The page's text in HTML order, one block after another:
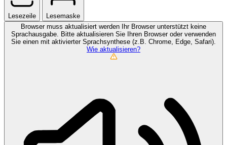
Lesezeile
Lesemaske
Browser muss aktualisiert werden
Ihr Browser unterstützt keine
Sprachausgabe. Bitte aktualisieren Sie Ihren Browser oder verwenden
Sie einen mit aktivierter Sprachsynthese (z.B. Chrome, Edge, Safari).
Wie aktualisieren?